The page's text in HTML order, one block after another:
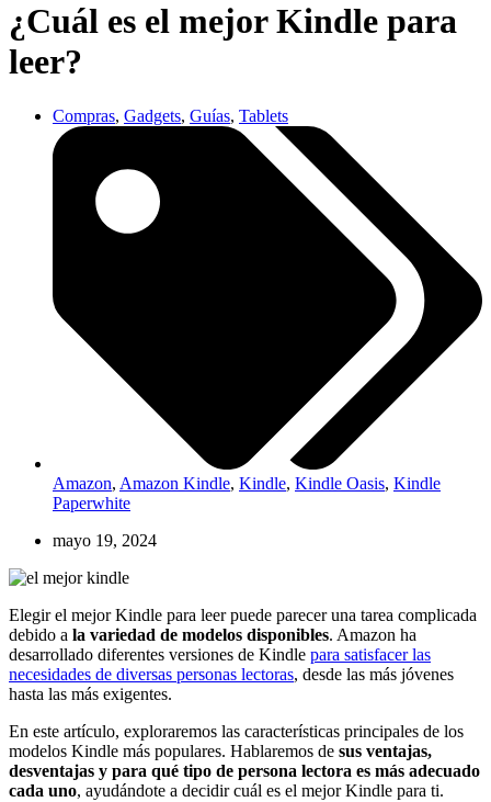
¿Cuál es el mejor Kindle para
leer?
Compras, Gadgets, Guías, Tablets
Amazon, Amazon Kindle, Kindle, Kindle Oasis, Kindle
Paperwhite
mayo 19, 2024
Elegir el mejor Kindle para leer puede parecer una tarea complicada
debido a la variedad de modelos disponibles. Amazon ha
desarrollado diferentes versiones de Kindle para satisfacer las
necesidades de diversas personas lectoras, desde las más jóvenes
hasta las más exigentes.
En este artículo, exploraremos las características principales de los
modelos Kindle más populares. Hablaremos de sus ventajas,
desventajas y para qué tipo de persona lectora es más adecuado
cada uno, ayudándote a decidir cuál es el mejor Kindle para ti.